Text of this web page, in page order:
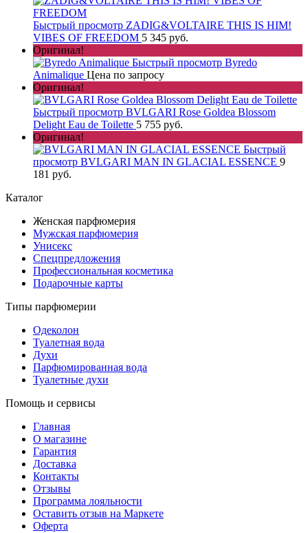
Быстрый просмотр ZADIG&VOLTAIRE THIS IS HIM!
VIBES OF FREEDOM 5 345 руб.
Оригинал!
Быстрый просмотр Byredo
Animalique Цена по запросу
Оригинал!
Быстрый просмотр BVLGARI Rose Goldea Blossom
Delight Eau de Toilette 5 755 руб.
Оригинал!
Быстрый
просмотр BVLGARI MAN IN GLACIAL ESSENCE 9
181 руб.
Каталог
Женская парфюмерия
Мужская парфюмерия
Унисекс
Спецпредложения
Профессиональная косметика
Подарочные карты
Типы парфюмерии
Одеколон
Туалетная вода
Духи
Парфюмированная вода
Туалетные духи
Помощь и сервисы
Главная
О магазине
Гарантия
Доставка
Контакты
Отзывы
Программа лояльности
Оставить отзыв на Маркете
Оферта